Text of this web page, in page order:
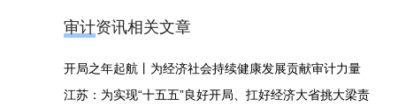
审计资讯相关文章
开局之年起航丨为经济社会持续健康发展贡献审计力量
江苏：为实现“十五五”良好开局、扛好经济大省挑大梁责